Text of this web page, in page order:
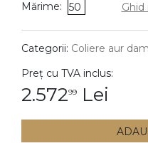
DIAMANTE
Cercei
Mărime: 50
Categorii: Coliere aur
Preț cu TVA inclus:
2.57299 Lei